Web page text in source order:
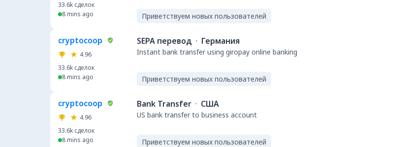
33.6k сделок
8 mins ago
Приветствуем новых пользователей
cryptocoop
4.96
33.6k сделок
8 mins ago
SEPA перевод · Германия
Instant bank transfer using giropay online banking
Приветствуем новых пользователей
cryptocoop
4.96
33.6k сделок
8 mins ago
Bank Transfer · США
US bank transfer to business account
Приветствуем новых пользователей